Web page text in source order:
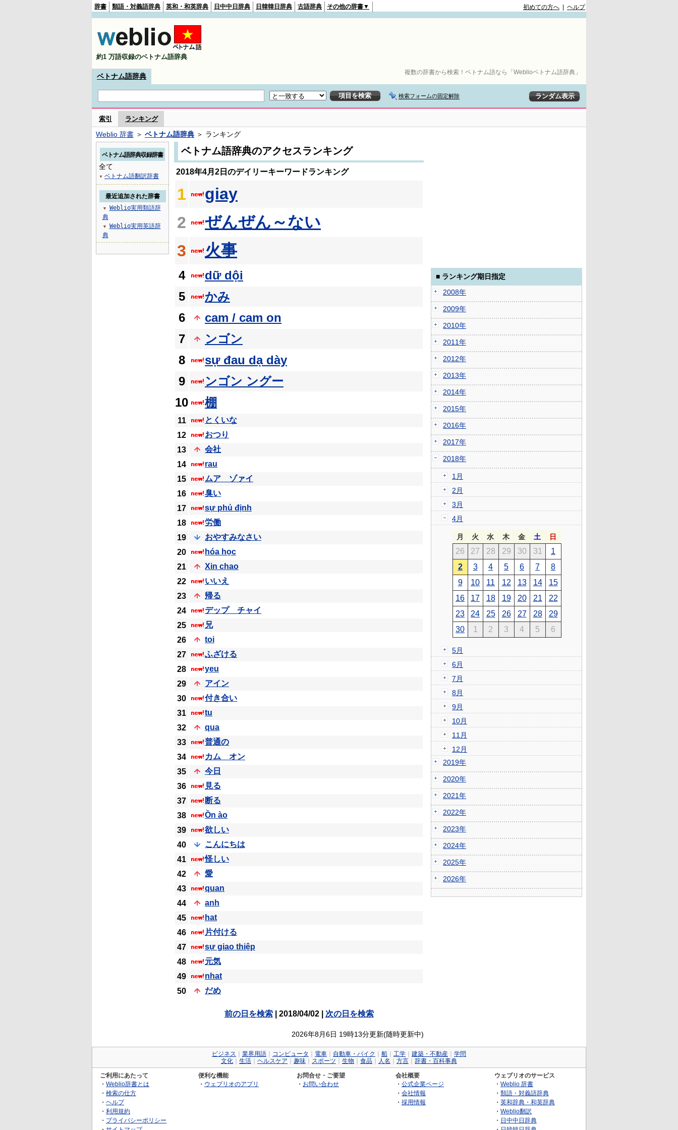
複数の辞書から検索！ベトナム語なら「Weblioベトナム語辞典」
辞書 類語・対義語辞典 英和・和英辞典 日中中日辞典 日韓韓日辞典 古語辞典 その他の辞書▼ 初めての方へ ヘルプ
約1 万語収録のベトナム語辞典
ベトナム語辞典
検索フォームの固定解除
索引 ランキング
Weblio 辞書 ＞ ベトナム語辞典 ＞ ランキング
ベトナム語辞典のアクセスランキング
2018年4月2日のデイリーキーワードランキング
1
giay
2
ぜんぜん～ない
3
火事
4
dữ dội
5
かみ
6
cam / cam on
7
ンゴン
8
sự đau dạ dày
9
ンゴン ングー
10
棚
11
とくいな
12
おつり
13
会社
14
rau
15
ムア ゾァイ
16
臭い
17
sự phủ định
18
労働
19
おやすみなさい
20
hóa học
21
Xin chao
22
いいえ
23
帰る
24
デップ チャイ
25
兄
26
toi
27
ふざける
28
yeu
29
アイン
30
付き合い
31
tu
32
qua
33
普通の
34
カム オン
35
今日
36
見る
37
断る
38
Ồn ào
39
欲しい
40
こんにちは
41
怪しい
42
愛
43
quan
44
anh
45
hat
46
片付ける
47
sự giao thiệp
48
元気
49
nhat
50
だめ
前の日を検索| 2018/04/02 | 次の日を検索
2026年8月6日 19時13分更新(随時更新中)
ベトナム語辞典収録辞書
全て
▼ ベトナム語翻訳辞書
最近追加された辞書
▼
Weblio実用類語辞
典
▼
Weblio実用英語辞
典
■ ランキング期日指定
2008年
2009年
2010年
2011年
2012年
2013年
2014年
2015年
2016年
2017年
2018年
1月
2月
3月
4月
月 火 水 木 金 土 日
26 27 28 29 30 31
1
2
3 4 5 6 7
8
9
10 11 12 13 14
15
16
17 18 19 20 21
22
23
24 25 26 27 28
29
30
1 2 3 4 5 6
5月
6月
7月
8月
9月
10月
11月
12月
2019年
2020年
2021年
2022年
2023年
2024年
2025年
2026年
ビジネス 業界用語 コンピュータ 電車 自動車・バイク 船 工学 建築・不動産
学問
文化
生活 ヘルスケア 趣味 スポーツ 生物 食品 人名 方言 辞書・百科事典
ご利用にあたって
・ Weblio辞書とは
・ 検索の仕方
・ ヘルプ
・ 利用規約
・ プライバシーポリシー
便利な機能
・ ウェブリオのアプリ
お問合せ・ご要望
・ お問い合わせ
会社概要
・ 公式企業ページ
・ 会社情報
・ 採用情報
ウェブリオのサービス
・ Weblio 辞書
・ 類語・対義語辞典
・ 英和辞典・和英辞典
・ Weblio翻訳
・ 日中中日辞典